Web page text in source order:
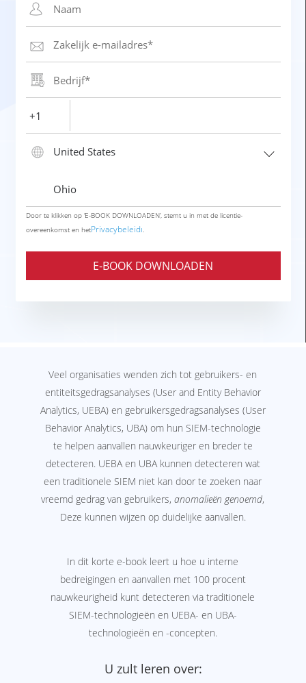
Door te klikken op ‘E-BOOK DOWNLOADEN’, stemt u in met de licentie-
overeenkomst en hetPrivacybeleidı.
Veel organisaties wenden zich tot gebruikers- en
entiteitsgedragsanalyses (User and Entity Behavior
Analytics, UEBA) en gebruikersgedragsanalyses (User
Behavior Analytics, UBA) om hun SIEM-technologie
te helpen aanvallen nauwkeuriger en breder te
detecteren. UEBA en UBA kunnen detecteren wat
een traditionele SIEM niet kan door te zoeken naar
vreemd gedrag van gebruikers,anomalieën genoemd,
Deze kunnen wijzen op duidelijke aanvallen.
In dit korte e-book leert u hoe u interne
bedreigingen en aanvallen met 100 procent
nauwkeurigheid kunt detecteren via traditionele
SIEM-technologieën en UEBA- en UBA-
technologieën en -concepten.
U zult leren over: